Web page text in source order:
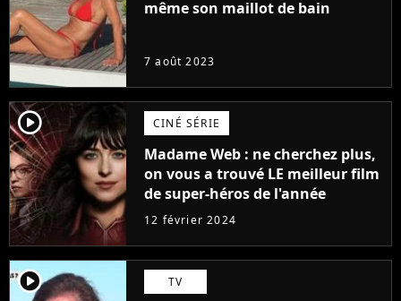
même son maillot de bain
7 août 2023
player2 CINÉ SÉRIE
Madame Web : ne cherchez plus,
on vous a trouvé LE meilleur film
de super-héros de l'année
12 février 2024
player2 TV